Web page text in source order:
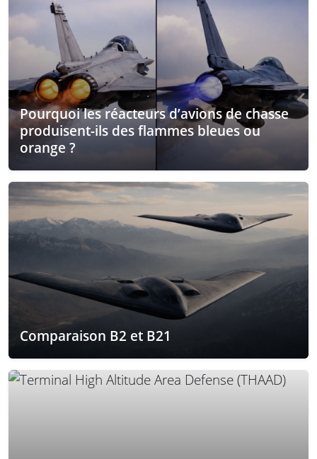
Pourquoi les réacteurs d’avions de chasse
produisent-ils des flammes bleues ou
orange ?
Comparaison B2 et B21